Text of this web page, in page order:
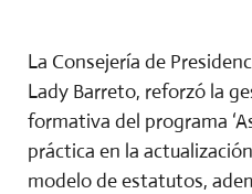
La Consejería de
Lady Barreto, reforzó la
formativa del programa
práctica en la
modelo de estatutos,